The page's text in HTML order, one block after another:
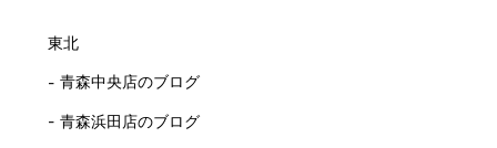
東北
青森中央店のブログ
青森浜田店のブログ